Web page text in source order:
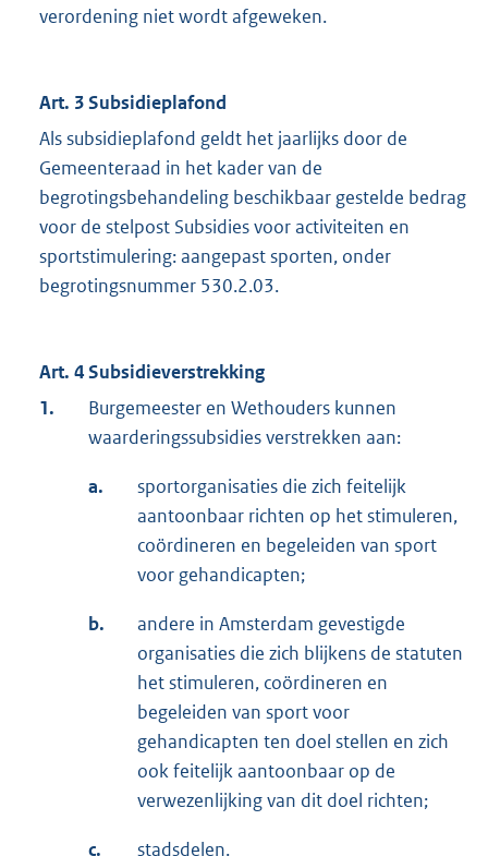
verordening niet wordt afgeweken.
Art. 3 Subsidieplafond
Als subsidieplafond geldt het jaarlijks door de
Gemeenteraad in het kader van de
begrotingsbehandeling beschikbaar gestelde bedrag
voor de stelpost Subsidies voor activiteiten en
sportstimulering: aangepast sporten, onder
begrotingsnummer 530.2.03.
Art. 4 Subsidieverstrekking
1.
Burgemeester en Wethouders kunnen
waarderingssubsidies verstrekken aan:
a.
sportorganisaties die zich feitelijk
aantoonbaar richten op het stimuleren,
coördineren en begeleiden van sport
voor gehandicapten;
b.
andere in Amsterdam gevestigde
organisaties die zich blijkens de statuten
het stimuleren, coördineren en
begeleiden van sport voor
gehandicapten ten doel stellen en zich
ook feitelijk aantoonbaar op de
verwezenlijking van dit doel richten;
c. stadsdelen.